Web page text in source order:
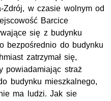
Zdrój, w czasie wolnym od
Barcice
się z budynku
bezpośrednio do budynku
zatrzymał się,
powiadamiając straż
budynku mieszkalnego,
ma ludzi. Jak sie